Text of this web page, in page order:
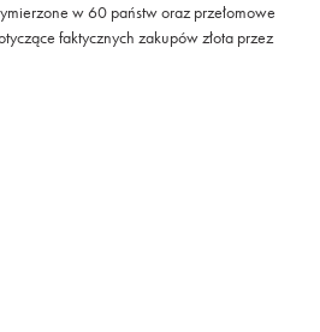
w 60 państw oraz przełomowe
faktycznych zakupów złota przez